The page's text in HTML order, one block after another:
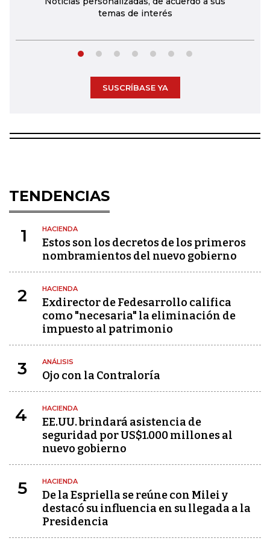
temas de interés
SUSCRÍBASE YA
TENDENCIAS
1 HACIENDA
Estos son los decretos de los primeros
nombramientos del nuevo gobierno
2 HACIENDA
Exdirector de Fedesarrollo califica
como "necesaria" la eliminación de
impuesto al patrimonio
3 ANÁLISIS
Ojo con la Contraloría
4 HACIENDA
EE.UU. brindará asistencia de
seguridad por US$1.000 millones al
nuevo gobierno
5 HACIENDA
De la Espriella se reúne con Milei y
destacó su influencia en su llegada a la
Presidencia